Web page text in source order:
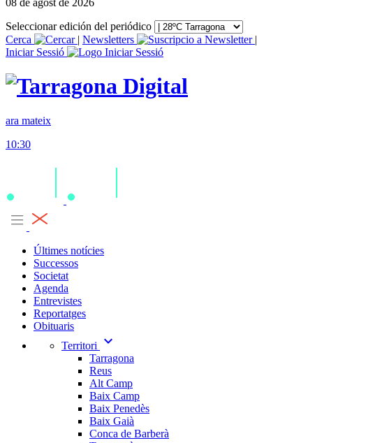
08 de agost de 2026
Seleccionar edición del periódico
Cerca
| Newsletters
|
Iniciar Sessió
ara mateix
10:30
Últimes notícies
Successos
Societat
Agenda
Entrevistes
Reportatges
Obituaris
Territori
expand_more
Tarragona
Reus
Alt Camp
Baix Camp
Baix Penedès
Baix Gaià
Conca de Barberà